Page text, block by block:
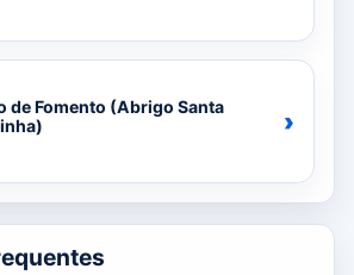
de Fomento (Abrigo Santa
›